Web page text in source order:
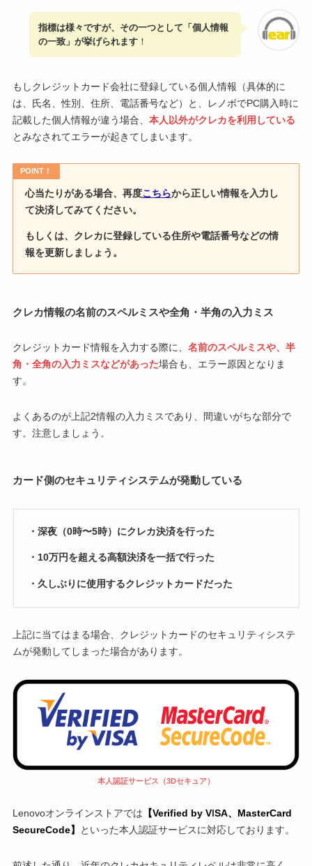
指標は様々ですが、その一つとして「個人情報
の一致」が挙げられます！
もしクレジットカード会社に登録している個人情報（具体的に
は、氏名、性別、住所、電話番号など）と、レノボでPC購入時に
記載した個人情報が違う場合、 本人以外がクレカを利用している
とみなされてエラーが起きてしまいます。
POINT！
心当たりがある場合、再度こちらから正しい情報を入力し
て決済してみてください。
もしくは、クレカに登録している住所や電話番号などの情
報を更新しましょう。
クレカ情報の名前のスペルミスや全角・半角の入力ミス
クレジットカード情報を入力する際に、 名前のスペルミスや、半
角・全角の入力ミスなどがあった場合も、エラー原因となりま
す。
よくあるのが上記2情報の入力ミスであり、間違いがちな部分で
す。注意しましょう。
カード側のセキュリティシステムが発動している
・深夜（0時〜5時）にクレカ決済を行った
・10万円を超える高額決済を一括で行った
・久しぶりに使用するクレジットカードだった
上記に当てはまる場合、クレジットカードのセキュリティシステ
ムが発動してしまった場合があります。
本人認証サービス（3Dセキュア）
Lenovoオンラインストアでは 【Verified by VI SA、MasterCard
SecureCode】
といった本人認証サービスに対応しております。